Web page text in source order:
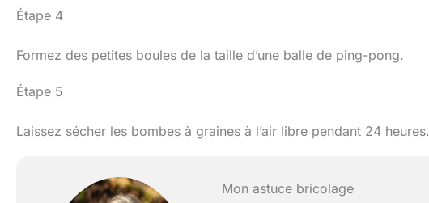
Étape 4
Formez des petites boules de la taille d’une balle de ping-pong.
Étape 5
Laissez sécher les bombes à graines à l’air libre pendant 24 heures.
Mon astuce bricolage